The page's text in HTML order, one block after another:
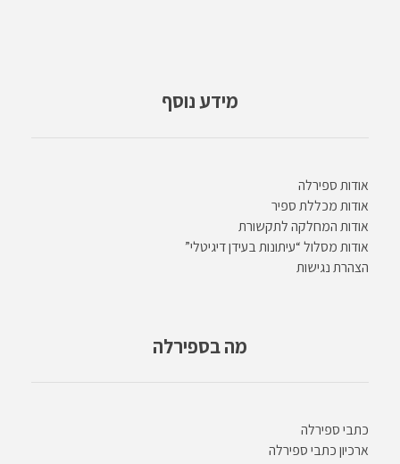
מידע נוסף
אודות ספירלה
אודות מכללת ספיר
אודות המחלקה לתקשורת
אודות מסלול “עיתונות בעידן דיגיטלי”
הצהרת נגישות
מה בספירלה
כתבי ספירלה
ארכיון כתבי ספירלה